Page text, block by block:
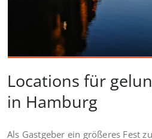
Locations für
in Hamburg
Als Gastgeber ein größeres Fest